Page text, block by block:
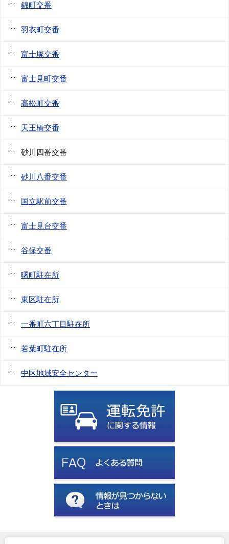
錦町交番
羽衣町交番
富士塚交番
富士見町交番
高松町交番
天王橋交番
砂川四番交番
砂川八番交番
国立駅前交番
富士見台交番
谷保交番
曙町駐在所
東区駐在所
一番町六丁目駐在所
若葉町駐在所
中区地域安全センター